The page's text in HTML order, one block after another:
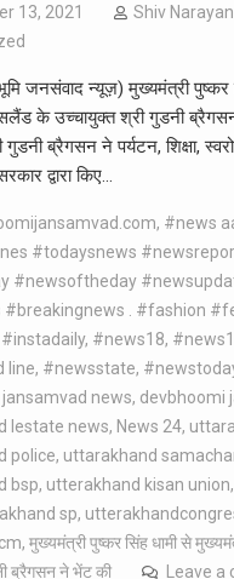
13, 2021
Shiv Narayan
जनसंवाद न्यूज़) मुख्यमंत्री पुष्कर
के उच्चायुक्त श्री गुडनी
ब्रैगसन ने पर्यटन, शिक्षा,
द्वारा किए…
, #news
#todaysnews
#newsoftheday
#breakingnews . #fashion
, #news18,
line, #newsstate,
news, devbhoomi
lestate news, News 24,
police, uttarakhand
bsp, utterakhand kisan union,
sp,
, मुख्यमंत्री पुष्कर सिंह धामी से
ब्रैगसन ने भेंट की
Leave a